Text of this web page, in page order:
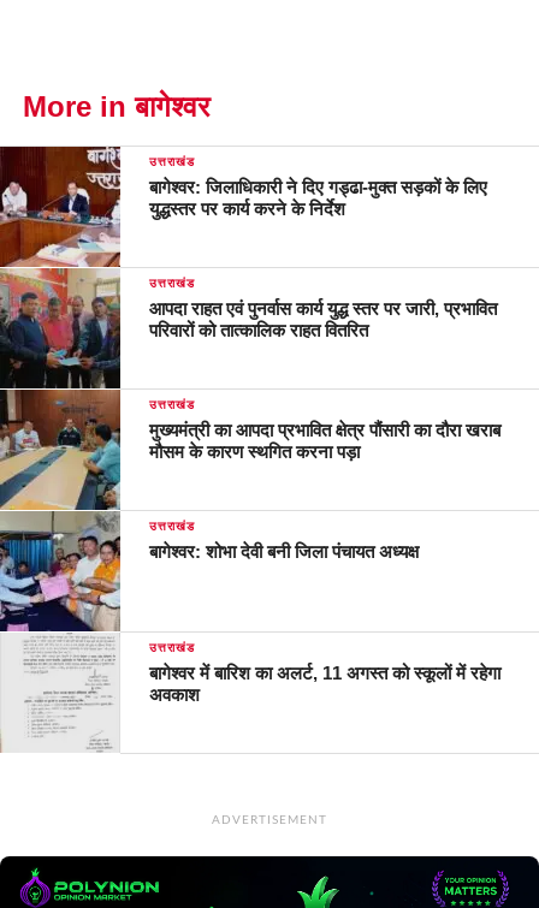
More in बागेश्वर
उत्तराखंड
बागेश्वर: जिलाधिकारी ने दिए गड्ढा-मुक्त सड़कों के लिए
युद्धस्तर पर कार्य करने के निर्देश
उत्तराखंड
आपदा राहत एवं पुनर्वास कार्य युद्ध स्तर पर जारी, प्रभावित
परिवारों को तात्कालिक राहत वितरित
उत्तराखंड
मुख्यमंत्री का आपदा प्रभावित क्षेत्र पौंसारी का दौरा खराब
मौसम के कारण स्थगित करना पड़ा
उत्तराखंड
बागेश्वर: शोभा देवी बनी जिला पंचायत अध्यक्ष
उत्तराखंड
बागेश्वर में बारिश का अलर्ट, 11 अगस्त को स्कूलों में रहेगा
अवकाश
ADVERTISEMENT